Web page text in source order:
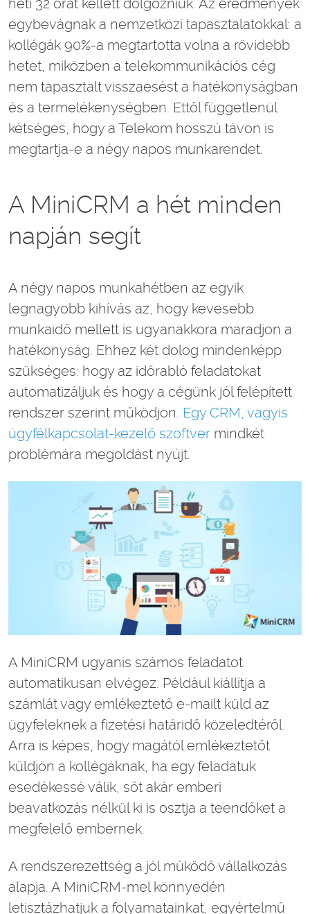
heti 32 órát kellett dolgozniuk. Az eredmények
egybevágnak a nemzetközi tapasztalatokkal: a
kollégák 90%-a megtartotta volna a rövidebb
hetet, miközben a telekommunikációs cég
nem tapasztalt visszaesést a hatékonyságban
és a termelékenységben. Ettől függetlenül
kétséges, hogy a Telekom hosszú távon is
megtartja-e a négy napos munkarendet.
A MiniCRM a hét minden
napján segít
A négy napos munkahétben az egyik
legnagyobb kihívás az, hogy kevesebb
munkaidő mellett is ugyanakkora maradjon a
hatékonyság. Ehhez két dolog mindenképp
szükséges: hogy az időrabló feladatokat
automatizáljuk és hogy a cégünk jól felépített
rendszer szerint működjön. Egy CRM, vagyis
ügyfélkapcsolat-kezelő szoftver mindkét
problémára megoldást nyújt.
A MiniCRM ugyanis számos feladatot
automatikusan elvégez. Például kiállítja a
számlát vagy emlékeztető e-mailt küld az
ügyfeleknek a fizetési határidő közeledtéről.
Arra is képes, hogy magától emlékeztetőt
küldjön a kollégáknak, ha egy feladatuk
esedékessé válik, sőt akár emberi
beavatkozás nélkül ki is osztja a teendőket a
megfelelő embernek.
A rendszerezettség a jól működő vállalkozás
alapja. A MiniCRM-mel könnyedén
letisztázhatjuk a folyamatainkat, egyértelmű